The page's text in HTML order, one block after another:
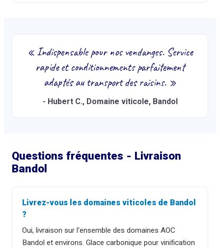
« Indispensable pour nos vendanges. Service
rapide et conditionnements parfaitement
adaptés au transport des raisins.»
- Hubert C., Domaine viticole, Bandol
Questions fréquentes - Livraison
Bandol
Livrez-vous les domaines viticoles de Bandol
?
Oui, livraison sur l'ensemble des domaines AOC
Bandol et environs. Glace carbonique pour vinification